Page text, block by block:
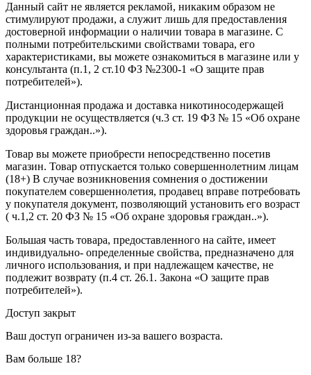
Данный сайт не является рекламой, никаким образом не
стимулируют продажи, а служит лишь для предоставления
достоверной информации о наличии товара в магазине. С
полными потребительскими свойствами товара, его
характеристиками, вы можете ознакомиться в магазине или у
консультанта (п.1, 2 ст.10 ФЗ №2300-1 «О защите прав
потребителей»).
Дистанционная продажа и доставка никотиносодержащей
продукции не осуществляется (ч.3 ст. 19 ФЗ № 15 «Об охране
здоровья граждан..»).
Товар вы можете приобрести непосредственно посетив
магазин. Товар отпускается только совершеннолетним лицам
(18+) В случае возникновения сомнения о достижении
покупателем совершеннолетия, продавец вправе потребовать
у покупателя документ, позволяющий установить его возраст
( ч.1,2 ст. 20 ФЗ № 15 «Об охране здоровья граждан..»).
Большая часть товара, предоставленного на сайте, имеет
индивидуально- определенные свойства, предназначено для
личного использования, и при надлежащем качестве, не
подлежит возврату (п.4 ст. 26.1. Закона «О защите прав
потребителей»).
Доступ закрыт
Ваш доступ ограничен из-за вашего возраста.
Вам больше 18?